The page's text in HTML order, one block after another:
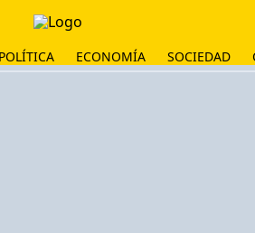
POLÍTICA ECONOMÍA SOCIEDAD